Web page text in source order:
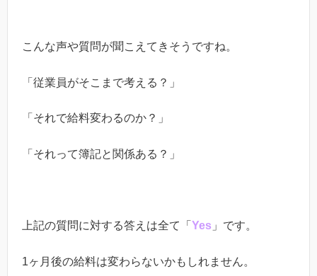
こんな声や質問が聞こえてきそうですね。
「従業員がそこまで考える？」
「それで給料変わるのか？」
「それって簿記と関係ある？」
上記の質問に対する答えは全て「 Yes 」です。
1ヶ月後の給料は変わらないかもしれません。